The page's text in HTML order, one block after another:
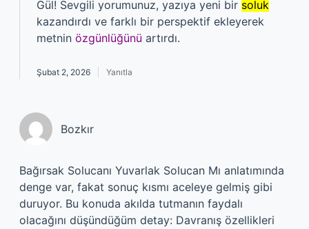
Gül! Sevgili yorumunuz, yazıya yeni bir soluk
kazandırdı ve farklı bir perspektif ekleyerek
metnin özgünlüğünü artırdı.
Şubat 2, 2026 Yanıtla
Bozkır
Bağırsak Solucanı Yuvarlak Solucan Mı anlatımında
denge var, fakat sonuç kısmı aceleye gelmiş gibi
duruyor. Bu konuda akılda tutmanın faydalı
olacağını düşündüğüm detay: Davranış özellikleri